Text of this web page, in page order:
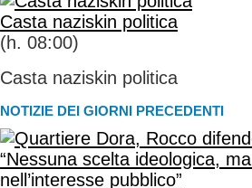
Casta naziskin politica
(h. 08:00)
Casta naziskin politica
NOTIZIE DEI GIORNI PRECEDENTI